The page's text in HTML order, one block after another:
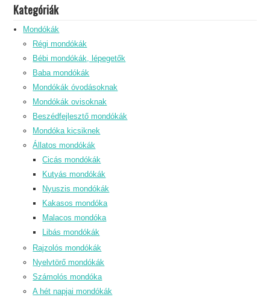
Kategóriák
Mondókák
Régi mondókák
Bébi mondókák, lépegetők
Baba mondókák
Mondókák óvodásoknak
Mondókák ovisoknak
Beszédfejlesztő mondókák
Mondóka kicsiknek
Állatos mondókák
Cicás mondókák
Kutyás mondókák
Nyuszis mondókák
Kakasos mondóka
Malacos mondóka
Libás mondókák
Rajzolós mondókák
Nyelvtörő mondókák
Számolós mondóka
A hét napjai mondókák